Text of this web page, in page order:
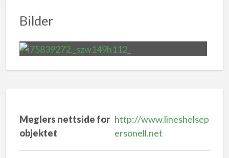
Bilder
Meglers nettside for
objektet
http://www.lineshelsep
ersonell.net